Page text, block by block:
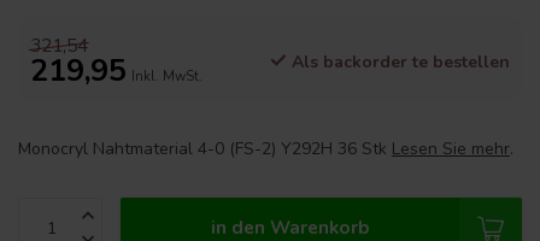
321,54
219,95 Inkl. MwSt.
Als backorder te bestellen
Monocryl Nahtmaterial 4-0 (FS-2) Y292H 36 Stk Lesen Sie mehr.
in den Warenkorb